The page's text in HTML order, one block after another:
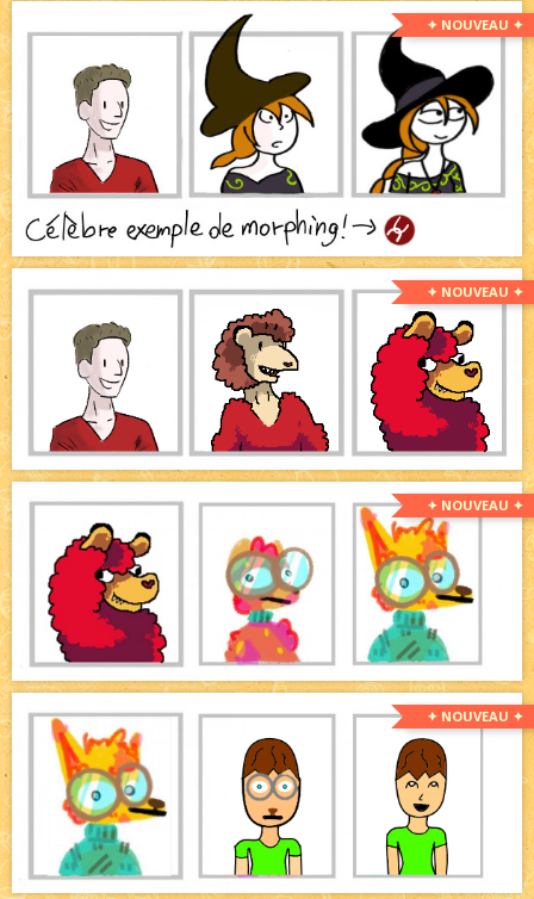
✦ NOUVEAU ✦
✦ NOUVEAU ✦
✦ NOUVEAU ✦
✦ NOUVEAU ✦